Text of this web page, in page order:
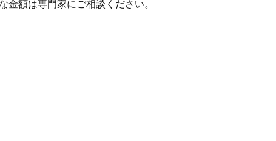
額は専門家にご相談ください。